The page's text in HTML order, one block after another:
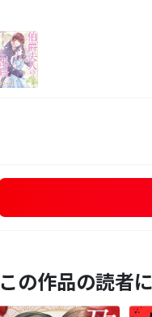
この作品の読者